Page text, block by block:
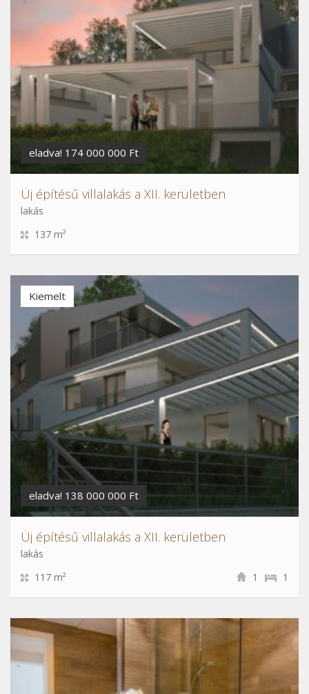
eladva! 174 000 000 Ft
Új építésű villalakás a XII. kerületben
lakás
137 m²
eladva! 138 000 000 Ft
Kiemelt
Új építésű villalakás a XII. kerületben
lakás
117 m²
1
1